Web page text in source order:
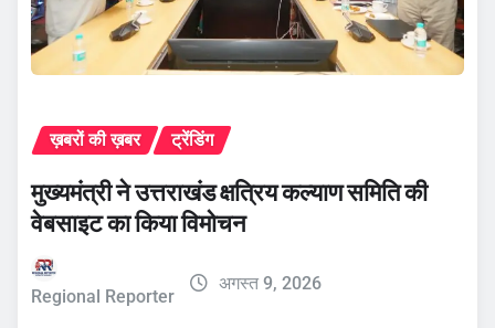
ख़बरों की ख़बर ट्रेंडिंग
मुख्यमंत्री ने उत्तराखंड क्षत्रिय कल्याण समिति की
वेबसाइट का किया विमोचन
Regional Reporter
अगस्त 9, 2026